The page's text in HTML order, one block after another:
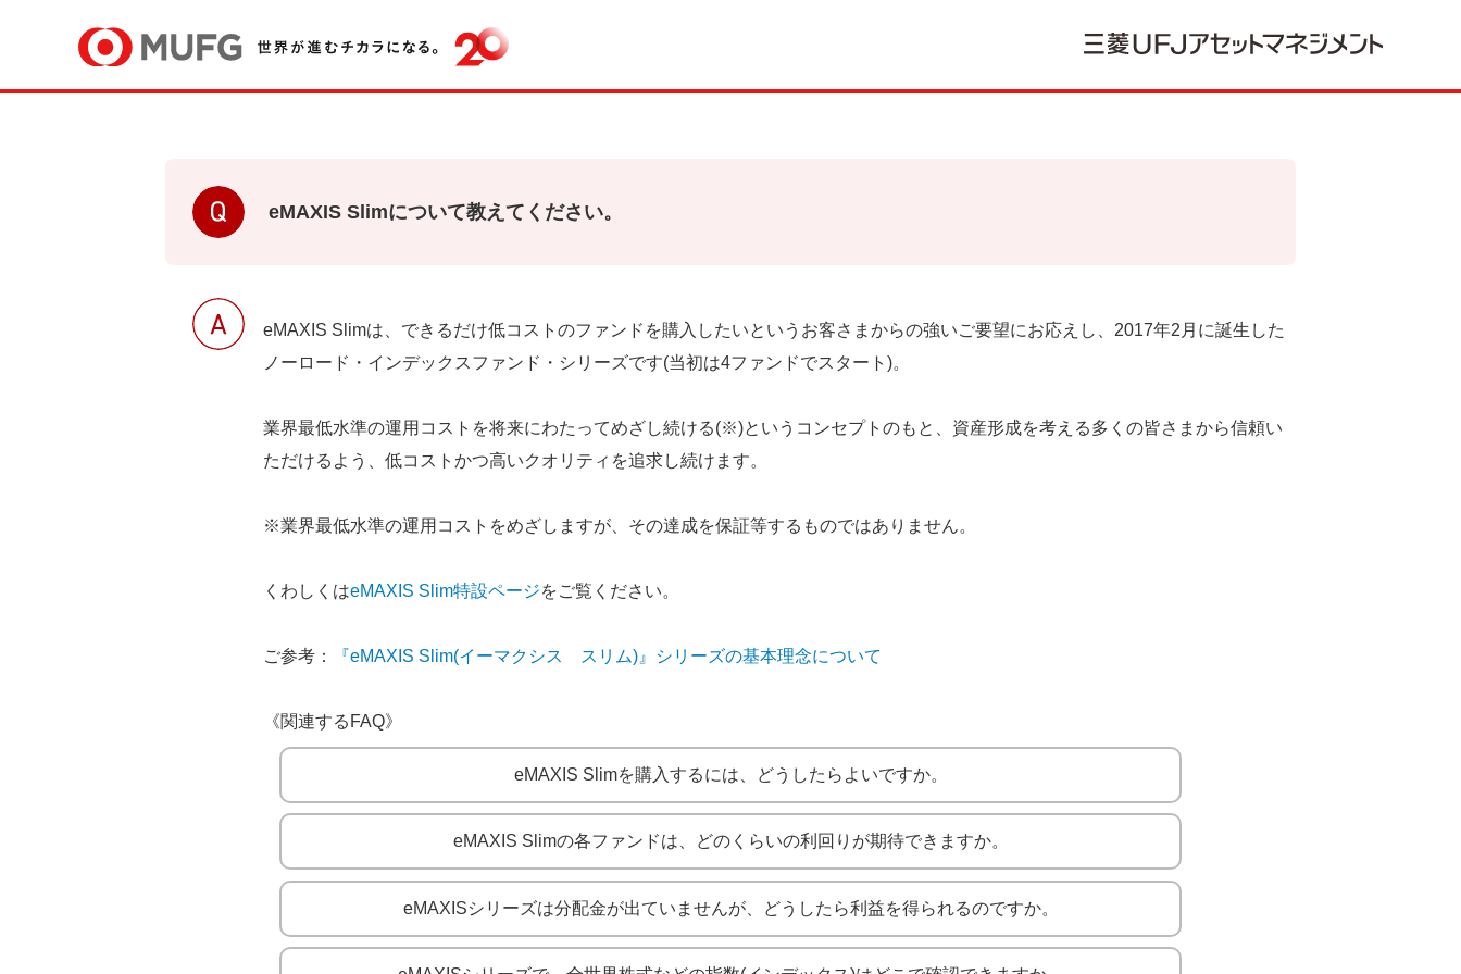
eMAXIS Slimについて教えてください。
eMAXIS Slimは、できるだけ低コストのファンドを購入したいというお客さまからの強いご要望にお応えし、2017年2月に誕生した
業界最低水準の運用コストを将来にわたってめざし続ける(※)というコンセプトのもと、資産形成を考える多くの皆さまから信頼い
ただけるよう、低コストかつ高いクオリティを追求し続けます。
※業界最低水準の運用コストをめざしますが、その達成を保証等するものではありません。
くわしくはeMAXIS Slim特設ページをご覧ください。
ご参考： 『eMAXIS Slim(イーマクシス スリム)』シリーズの基本理念について
《関連するFAQ》
eMAXIS Slimを購入するには、どうしたらよいですか。
eMAXIS Slimの各ファンドは、どのくらいの利回りが期待できますか。
eMAXISシリーズは分配金が出ていませんが、どうしたら利益を得られるのですか。